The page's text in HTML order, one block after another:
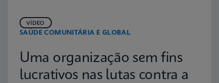
SAÚDE COMUNITÁRIA E GLOBAL
VÍDEO
Uma organização sem fins
lucrativos nas lutas contra a